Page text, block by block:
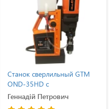
Станок сверлильный GTM
OND-35HD с
электромагнитным
держателем
Геннадій Петрович